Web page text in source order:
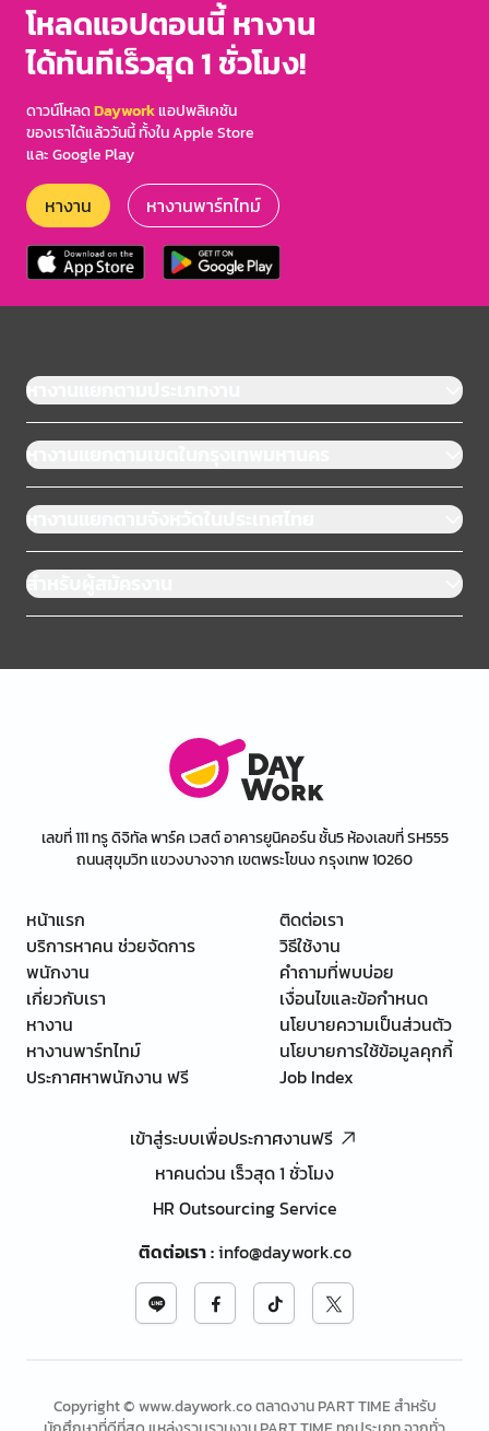
โหลดแอปตอนนี้ หางาน
ได้ทันทีเร็วสุด 1 ชั่วโมง!
ดาวน์โหลดDayworkแอปพลิเคชัน
ของเราได้แล้ววันนี้ ทั้งใน Apple Store
และ Google Play
หางาน หางานพาร์ทไทม์
หางานแยกตามประเภทงาน
หางานแยกตามเขตในกรุงเทพมหานคร
หางานแยกตามจังหวัดในประเทศไทย
สำหรับผู้สมัครงาน
เลขที่ 111 ทรู ดิจิทัล พาร์ค เวสต์ อาคารยูนิคอร์น ชั้น5 ห้องเลขที่ SH555
ถนนสุขุมวิท แขวงบางจาก เขตพระโขนง กรุงเทพ 10260
หน้าแรก
บริการหาคน ช่วยจัดการ
พนักงาน
เกี่ยวกับเรา
หางาน
หางานพาร์ทไทม์
ประกาศหาพนักงาน ฟรี
ติดต่อเรา
วิธีใช้งาน
คำถามที่พบบ่อย
เงื่อนไขและข้อกำหนด
นโยบายความเป็นส่วนตัว
นโยบายการใช้ข้อมูลคุกกี้
Job Index
เข้าสู่ระบบเพื่อประกาศงานฟรี
หาคนด่วน เร็วสุด 1 ชั่วโมง
HR Outsourcing Service
ติดต่อเรา:info@daywork.co
Copyright © www.daywork.co ตลาดงาน PART TIME สำหรับ